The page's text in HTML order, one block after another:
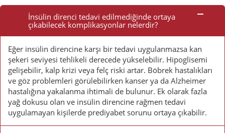
Sorulan
Sorular
İnsülin direnci tedavi edilmediğinde ortaya
çıkabilecek komplikasyonlar nelerdir?
Eğer insülin direncine karşı bir tedavi uygulanmazsa kan
şekeri seviyesi tehlikeli derecede yükselebilir. Hipoglisemi
gelişebilir, kalp krizi veya felç riski artar. Böbrek hastalıkları
ve göz problemleri görülebilirken kanser ya da Alzheimer
hastalığına yakalanma ihtimali de bulunur. Ek olarak fazla
yağ dokusu olan ve insülin direncine rağmen tedavi
uygulamayan kişilerde prediyabet sorunu ortaya çıkabilir.